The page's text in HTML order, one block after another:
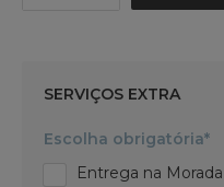
SERVIÇOS EXTRA
Escolha obrigatória*
Entrega na